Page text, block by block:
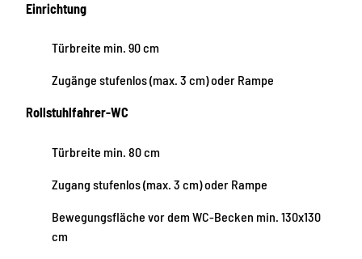
Einrichtung
Türbreite min. 90 cm
Zugänge stufenlos (max. 3 cm) oder Rampe
Rollstuhlfahrer-WC
Türbreite min. 80 cm
Zugang stufenlos (max. 3 cm) oder Rampe
Bewegungsfläche vor dem WC-Becken min. 130x130
cm